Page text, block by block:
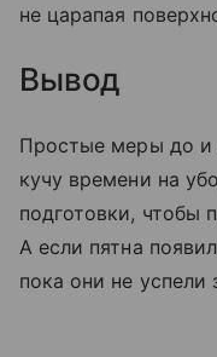
не царапая
Вывод
Простые меры до и
кучу времени на
подготовки, чтобы
А если пятна
пока они не успели